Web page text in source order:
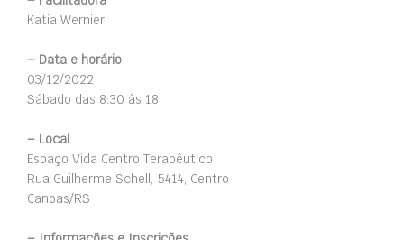
Katia Wernier
– Data e horário
03/12/2022
Sábado das 8:30 às 18
– Local
Espaço Vida Centro Terapêutico
Rua Guilherme Schell, 5414, Centro
Canoas/RS